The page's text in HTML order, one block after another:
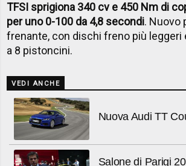
TFSI sprigiona 340 cv e 450 Nm di
per uno 0-100 da 4,8 secondi. Nuovo
frenante, con dischi freno più leggeri
a 8 pistoncini.
VEDI ANCHE
Nuova Audi TT
Salone di Parigi